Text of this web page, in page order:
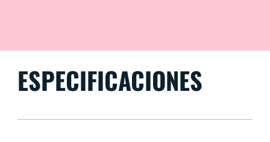
ESPECIFICACIONES